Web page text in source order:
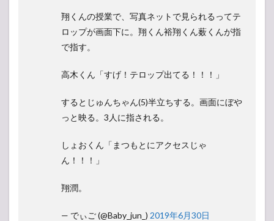
翔くんの授業で、写真ネットで見られるってテ
ロップが画面下に。翔くん裕翔くん薮くんが指
で指す。
高木くん「すげ！テロップ出てる！！！」
するとじゅんちゃん(5)半立ちする。画面にぼや
っと映る。3人に指される。
しょおくん「まつもとにアクセスじゃ
ん！！！」
翔潤。
— でぃご (@Baby_jun_) 2019年6月30日